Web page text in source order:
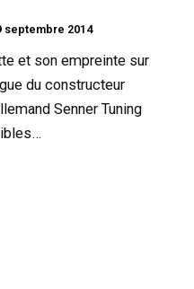
septembre 2014
et son empreinte sur
du constructeur
Senner Tuning